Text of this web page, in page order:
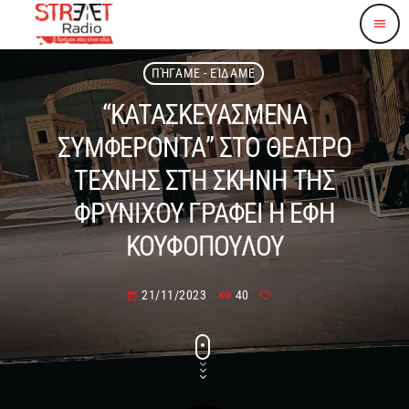
menu
ΠΉΓΑΜΕ - ΕΊΔΑΜΕ
“ΚΑΤΑΣΚΕΥΑΣΜΕΝΑ
ΣΥΜΦΕΡΟΝΤΑ” ΣΤΟ ΘΕΑΤΡΟ
ΤΕΧΝΗΣ ΣΤΗ ΣΚΗΝΗ ΤΗΣ
ΦΡΥΝΙΧΟΥ ΓΡΑΦΕΙ Η ΕΦΗ
ΚΟΥΦΟΠΟΥΛΟΥ
today 21/11/2023 40